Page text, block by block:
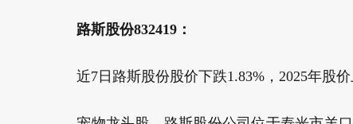
路斯股份832419：
近7日路斯股份股价下跌1.83%，2025年股价